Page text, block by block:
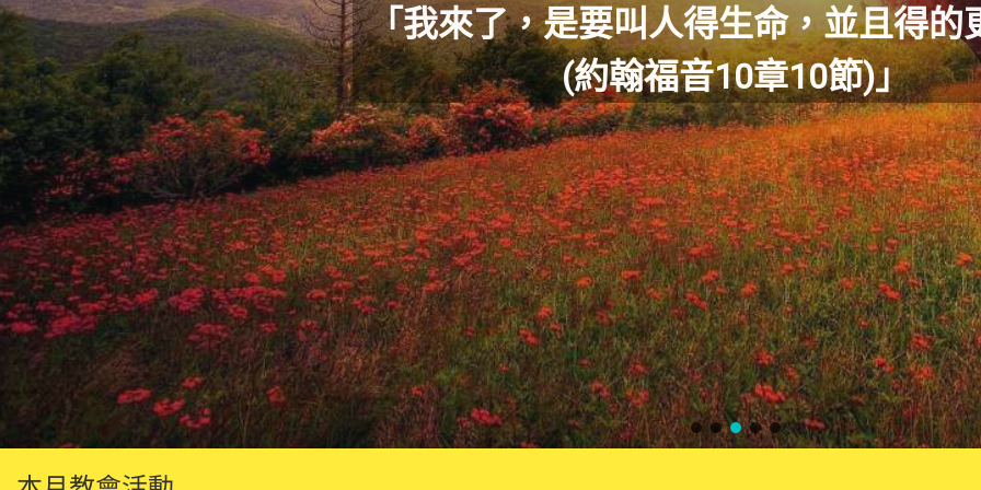
「我來了，是要叫人得生命，並且得的
(約翰福音10章10節)」